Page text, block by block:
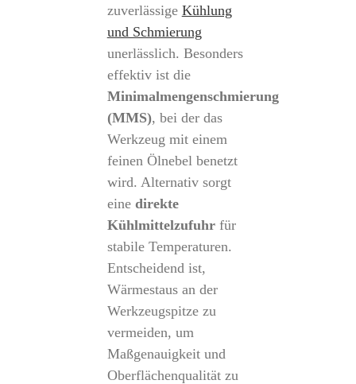
zuverlässige Kühlung
und Schmierung
unerlässlich. Besonders
effektiv ist die
Minimalmengenschmierung
(MMS), bei der das
Werkzeug mit einem
feinen Ölnebel benetzt
wird. Alternativ sorgt
eine direkte
Kühlmittelzufuhrfür
stabile Temperaturen.
Entscheidend ist,
Wärmestaus an der
Werkzeugspitze zu
vermeiden, um
Maßgenauigkeit und
Oberflächenqualität zu